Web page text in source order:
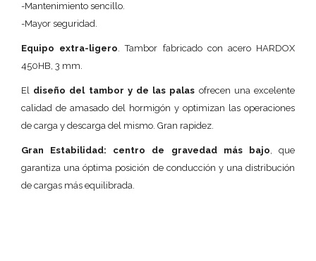
-Mantenimiento sencillo.
-Mayor seguridad.
Equipo extra-ligero. Tambor fabricado con acero HARDOX
450HB, 3 mm.
El diseño del tambor y de las palas ofrecen una excelente
calidad de amasado del hormigón y optimizan las operaciones
de carga y descarga del mismo. Gran rapidez.
Gran Estabilidad: centro de gravedad más bajo, que
garantiza una óptima posición de conducción y una distribución
de cargas más equilibrada.